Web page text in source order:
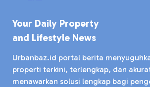
Your Daily Property
and Lifestyle News
Urbanbaz.id portal berita
properti terkini, terlengkap, dan
menawarkan solusi lengkap bagi